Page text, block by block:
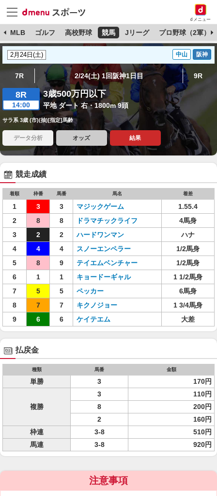
dメニュー
MLB ゴルフ 高校野球 競馬 Jリーグ プロ野球（2軍）
中山 阪神
7R 2/24(土) 1回阪神1日目 9R
8R
14:00
3歳500万円以下
平地 ダート 右・1800m 9頭
サラ系 3歳 (市)(抽)[指定]馬齢
データ分析 オッズ 結果
競走成績
着順 枠番 馬番 馬名 着差
1 3 3 マジックゲーム
1.55.4
2
8 8 ドラマチックライフ
4馬身
3
2 2 ハードワンマン
ハナ
4
4 4 スノーエンペラー
1/2馬身
5
8 9 テイエムベンチャー
1/2馬身
6
1 1 キョードーギャル
1 1/2馬身
7
5 5 ペッカー
6馬身
8
7 7 キクノジョー
1 3/4馬身
9
6 6 ケイテエム 大差
払戻金
種類 馬番 金額
単勝 3 170円
複勝
3
110円
8
200円
2
160円
枠連
3-8
510円
馬連
3-8 920円
注意事項